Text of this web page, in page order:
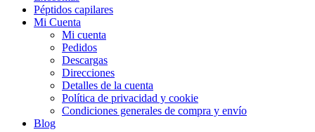
Péptidos capilares
Mi Cuenta
Mi cuenta
Pedidos
Descargas
Direcciones
Detalles de la cuenta
Política de privacidad y cookie
Condiciones generales de compra y envío
Blog